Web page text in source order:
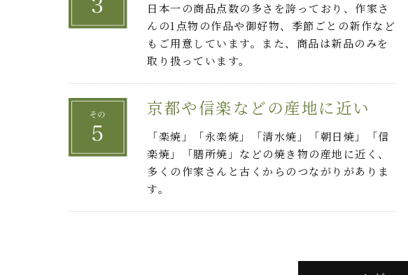
日本一の商品点数の多さを誇っており、作家さ
んの1点物の作品や御好物、季節ごとの新作など
もご用意しています。また、商品は新品のみを
取り扱っています。
京都や信楽などの産地に近い
「楽焼」「永楽焼」「清水焼」「朝日焼」「信
楽焼」「膳所焼」などの焼き物の産地に近く、
多くの作家さんと古くからのつながりがありま
す。